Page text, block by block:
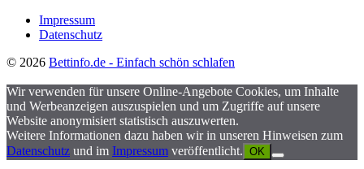
Impressum
Datenschutz
© 2026 Bettinfo.de - Einfach schön schlafen
Wir verwenden für unsere Online-Angebote Cookies, um Inhalte
und Werbeanzeigen auszuspielen und um Zugriffe auf unsere
Website anonymisiert statistisch auszuwerten.
Weitere Informationen dazu haben wir in unseren Hinweisen zum
Datenschutz und im Impressum veröffentlicht. OK